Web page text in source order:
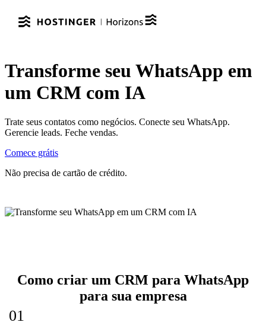
Transforme seu WhatsApp em
um CRM com IA
Trate seus contatos como negócios. Conecte seu WhatsApp.
Gerencie leads. Feche vendas.
Comece grátis
Não precisa de cartão de crédito.
Como criar um CRM para WhatsApp
para sua empresa
01